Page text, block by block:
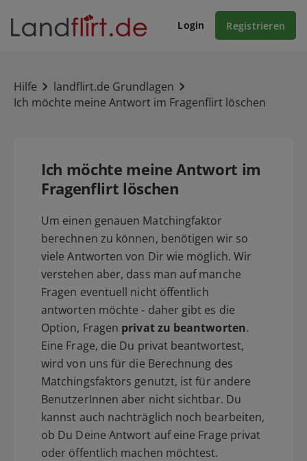
Login Registrieren
Hilfe
landflirt.de Grundlagen
Ich möchte meine Antwort im Fragenflirt löschen
Ich möchte meine Antwort im
Fragenflirt löschen
Um einen genauen Matchingfaktor
berechnen zu können, benötigen wir so
viele Antworten von Dir wie möglich. Wir
verstehen aber, dass man auf manche
Fragen eventuell nicht öffentlich
antworten möchte - daher gibt es die
Option, Fragen privat zu beantworten.
Eine Frage, die Du privat beantwortest,
wird von uns für die Berechnung des
Matchingsfaktors genutzt, ist für andere
BenutzerInnen aber nicht sichtbar. Du
kannst auch nachträglich noch bearbeiten,
ob Du Deine Antwort auf eine Frage privat
oder öffentlich machen möchtest.